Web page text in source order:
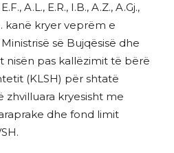
A.L., E.R., I.B., A.Z., A.Gj.,
kanë kryer veprëm e
së Bujqësisë dhe
nisën pas kallëzimit të bërë
(KLSH) për shtatë
kryesisht me
dhe fond limit